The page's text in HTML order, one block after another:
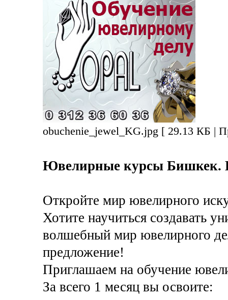
obuchenie_jewel_KG.jpg [ 29.13 КБ |
Ювелирные курсы Бишкек.
Откройте мир ювелирного
Хотите научиться создавать
волшебный мир ювелирного
предложение!
Приглашаем на обучение
За всего 1 месяц вы освоите: